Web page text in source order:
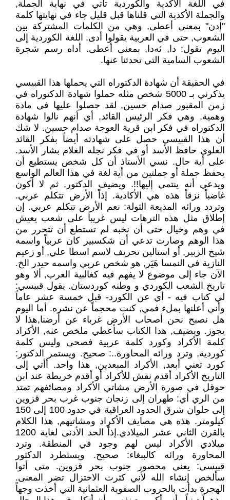
في اللغة الأكدية والكوردية تأتي في نهاية الجملة,
والجملة الأكدية التي قلناها قبل قليل جاء في نهايتها كلمة
"إدن" بمعنى أعطى, وهي من الكلمات المشتركة بين
الشعوب, حتى في العربية يقولوا أدى. اللغة الكوردية إلى
اليوم تقول: دا, ئەدا, بمعنى أعطى. أداه رسم شجرة
الشعوب السامية التي تحدثنا عنها.
في الحقيقة أن شهادة الدكتوراه التي يحملها هذا القبيسي
يذكرني بـ 5000 شخص مثله حملوا شهادة الدكتوراه في
زمن المقبور صدام حسين, لقد حصلوا عليها في مادة
وهمية, وهي فكر الرئيس القائد, أي أنهم نالوا شهادة
الدكتوراه في فكر ابن قرية العوجة صدام حسين. لا شك
أن هذا القبيسي حصل على شهادته أيضاً بفكر القائد
العلوي حافظ الأسد أو في فكر نجله الغلام بشار الأسد.
على أية حال. نسي الأستاذ أن كل شخص يستطيع أن
يحفظ جملة أو جملتين من أية لغة في هذا العالم الواسع
ويدعي أنه ينتمي إليها!!. ويضيف الدكتور, ثم لا أكون
غاضباً نزقاً هذه هي الأكادية. إذاً الأرض تتكلم عربي.
وتردد ورائه المذيعة الثولة: نعم الأرض تتكلم عربي. إن
إطلاق مثل هذه الترهات ليس غريباً على شعب يعيش
في وهم وخيال حتى أن نخبه لم تستطع أن تتحرر من
هذا الوهم وصارت تدعي أن شكسبير كان عربياً واسمه
شيخ الزبير, أو استالين تحريف لاسم اسطا علي, أو زعيم
النازية في النمسا هَيَر, هو شخص عربي واسمه حيدر الخ.
الآن جاء إلى موضوع لا يفهم فيه كغالبية العرب, ألا وهو
تاريخ الشعب الكوردي و وطنه كوردستان. يقول قبيسي:
لي كتاب فيه - أي عن الكورد- قبل خمسة عشر عاماً
وأني أعلنها بملء فمي, كنت محجماً عن نشره. أما اليوم
هل نصبح نحن أصحاب الأرض غرباء عن أرضنا,هذا لا
يجوز. ويضيف, هذا الكتاب سأعطي ملخص عنه, الأكراد
كلمة الأكراد وكورد كلمة عربية فصحى وليس كلمة
كوردية, وترد ورائه المحاورة..: صحيح. ويستمر الدكتور:
كورد تعني أبعد, الأكراد المبعدين, هذا واحد. أأتي إلى
التاريخ الأكراد أقدم نقش للأكراد أو أقدم خريطة عند ابن
حوقل في صورة الأرض مشاتي الأكراد ومصائفهم تمتد
من الري أي: طهران إلى زنجان جنوب غرب بحر قزوين
إلى حلوان شرق الحدود العراقية في حدود 100 إلى 150
كيلومتر. هذه هي مصايف الأكراد ومشاتيهم, هذا الكلام
بالقرن الثاني عشر الميلادي.إذاً الحد الأدنى لغاية 1200
ميلادي الأكراد ليس لهم وجود في المنطقة. وترد
المحاورة ورائه كالببغاء: صحيح. ويستطرد الدكتور
قبيسي: يعني محصور جنوب بحر قزوين. متى أتوا
سألخص إنشاء الله لأني كثرت الاختزال تضر المعنى.
الهجرة بدأت بالحروب الصفوية العثمانية التي أخذت وجهاً